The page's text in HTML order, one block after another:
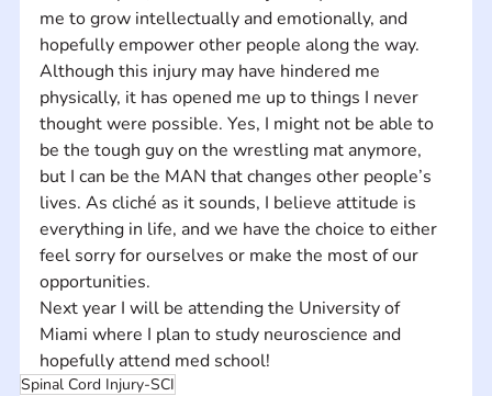
me to grow intellectually and emotionally, and
hopefully empower other people along the way.​
Although this injury may have hindered me
physically, it has opened me up to things I never
thought were possible. Yes, I might not be able to
be the tough guy on the wrestling mat anymore,
but I can be the MAN that changes other people’s
lives. As cliché as it sounds, I believe attitude is
everything in life, and we have the choice to either
feel sorry for ourselves or make the most of our
opportunities.
Next year I will be attending the University of
Miami where I plan to study neuroscience and
hopefully attend med school!
Spinal Cord Injury-SCI